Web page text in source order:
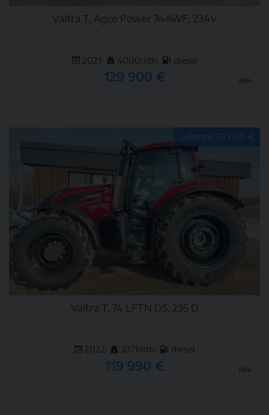
Valtra T, Agco Power 74AWF, 234V
2021 4000mth diesel
129 900 € RK4
ušetríte 58 090 €
Valtra T, 74 LFTN D5, 235 D
2022 3371mth diesel
119 990 € RK4